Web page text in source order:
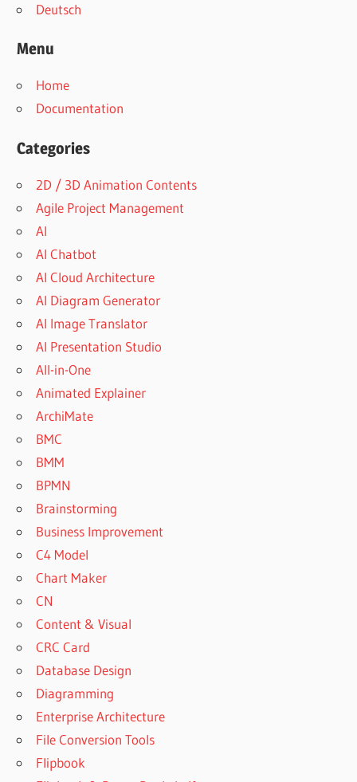
Deutsch
Menu
Home
Documentation
Categories
2D / 3D Animation Contents
Agile Project Management
AI
AI Chatbot
AI Cloud Architecture
AI Diagram Generator
AI Image Translator
AI Presentation Studio
All-in-One
Animated Explainer
ArchiMate
BMC
BMM
BPMN
Brainstorming
Business Improvement
C4 Model
Chart Maker
CN
Content & Visual
CRC Card
Database Design
Diagramming
Enterprise Architecture
File Conversion Tools
Flipbook